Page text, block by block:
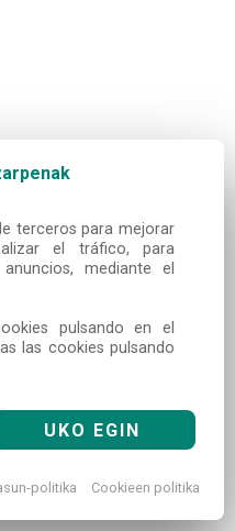
terceros para mejorar
el tráfico, para
mediante el
pulsando en el
las cookies pulsando
UKO EGIN
politika Cookieen politika